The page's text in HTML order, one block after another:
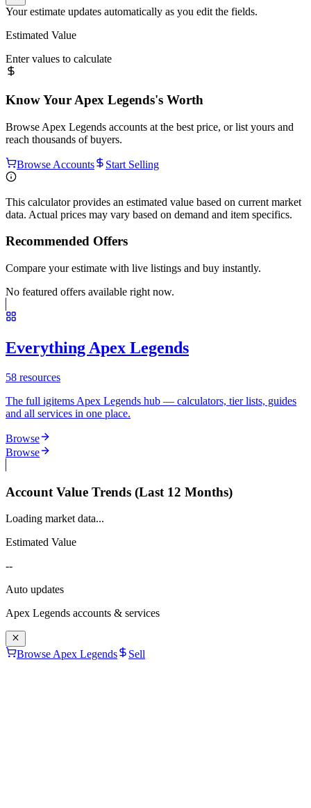
Your estimate updates automatically as you edit the fields.
Estimated Value
Enter values to calculate
Know Your Apex Legends's Worth
Browse Apex Legends accounts at the best price, or list yours and
reach thousands of buyers.
Browse Accounts Start Selling
This calculator provides an estimated value based on current market
data. Actual prices may vary based on demand and item specifics.
Recommended Offers
Compare your estimate with live listings and buy instantly.
No featured offers available right now.
Everything Apex Legends
58 resources
The full igitems Apex Legends hub — calculators, tier lists, guides
and all services in one place.
Browse
Browse
Account Value Trends (Last 12 Months)
Loading market data...
Estimated Value
--
Auto updates
Apex Legends accounts & services
Browse Apex Legends Sell